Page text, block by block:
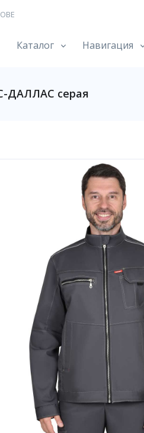
Каталог Навигация
ДАЛЛАС серая